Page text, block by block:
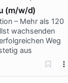
(m/w/d)
– Mehr als 120
wachsenden
Weg
aus